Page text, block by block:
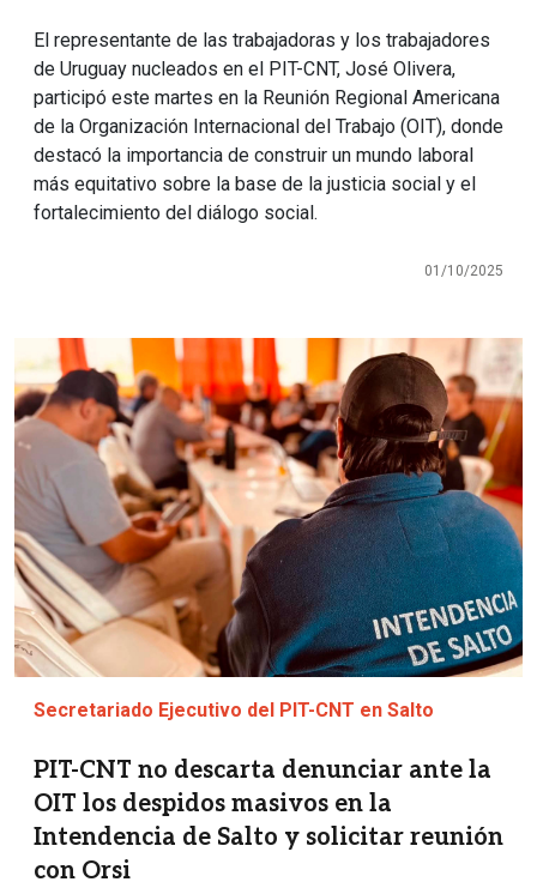
El representante de las trabajadoras y los trabajadores
de Uruguay nucleados en el PIT-CNT, José Olivera,
participó este martes en la Reunión Regional Americana
de la Organización Internacional del Trabajo (OIT), donde
destacó la importancia de construir un mundo laboral
más equitativo sobre la base de la justicia social y el
fortalecimiento del diálogo social.
01/10/2025
Imagen
Secretariado Ejecutivo del PIT-CNT en Salto
PIT-CNT no descarta denunciar ante la
OIT los despidos masivos en la
Intendencia de Salto y solicitar reunión
con Orsi